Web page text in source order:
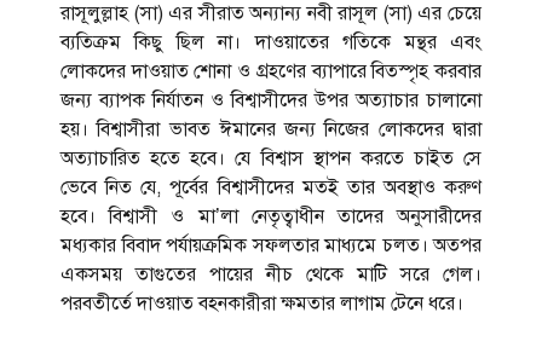
রাসূলুল্লাহ (সা) এর সীরাত অন্যান্য নবী রাসূল (সা) এর চেয়ে
ব্যতিক্রম কিছু ছিল না। দাওয়াতের গতিকে মন্থর এবং
লোকদের দাওয়াত শোনা ও গ্রহণের ব্যাপারে বিতস্পৃহ করবার
জন্য ব্যাপক নির্যাতন ও বিশ্বাসীদের উপর অত্যাচার চালানো
হয়। বিশ্বাসীরা ভাবত ঈমানের জন্য নিজের লোকদের দ্বারা
অত্যাচারিত হতে হবে। যে বিশ্বাস স্থাপন করতে চাইত সে
ভেবে নিত যে, পূর্বের বিশ্বাসীদের মতই তার অবস্থাও করুণ
হবে। বিশ্বাসী ও মা’লা নেতৃত্বাধীন তাদের অনুসারীদের
মধ্যকার বিবাদ পর্যায়ক্রমিক সফলতার মাধ্যমে চলত। অতপর
একসময় তাগুতের পায়ের নীচ থেকে মাটি সরে গেল।
পরবতীর্তে দাওয়াত বহনকারীরা ক্ষমতার লাগাম টেনে ধরে।